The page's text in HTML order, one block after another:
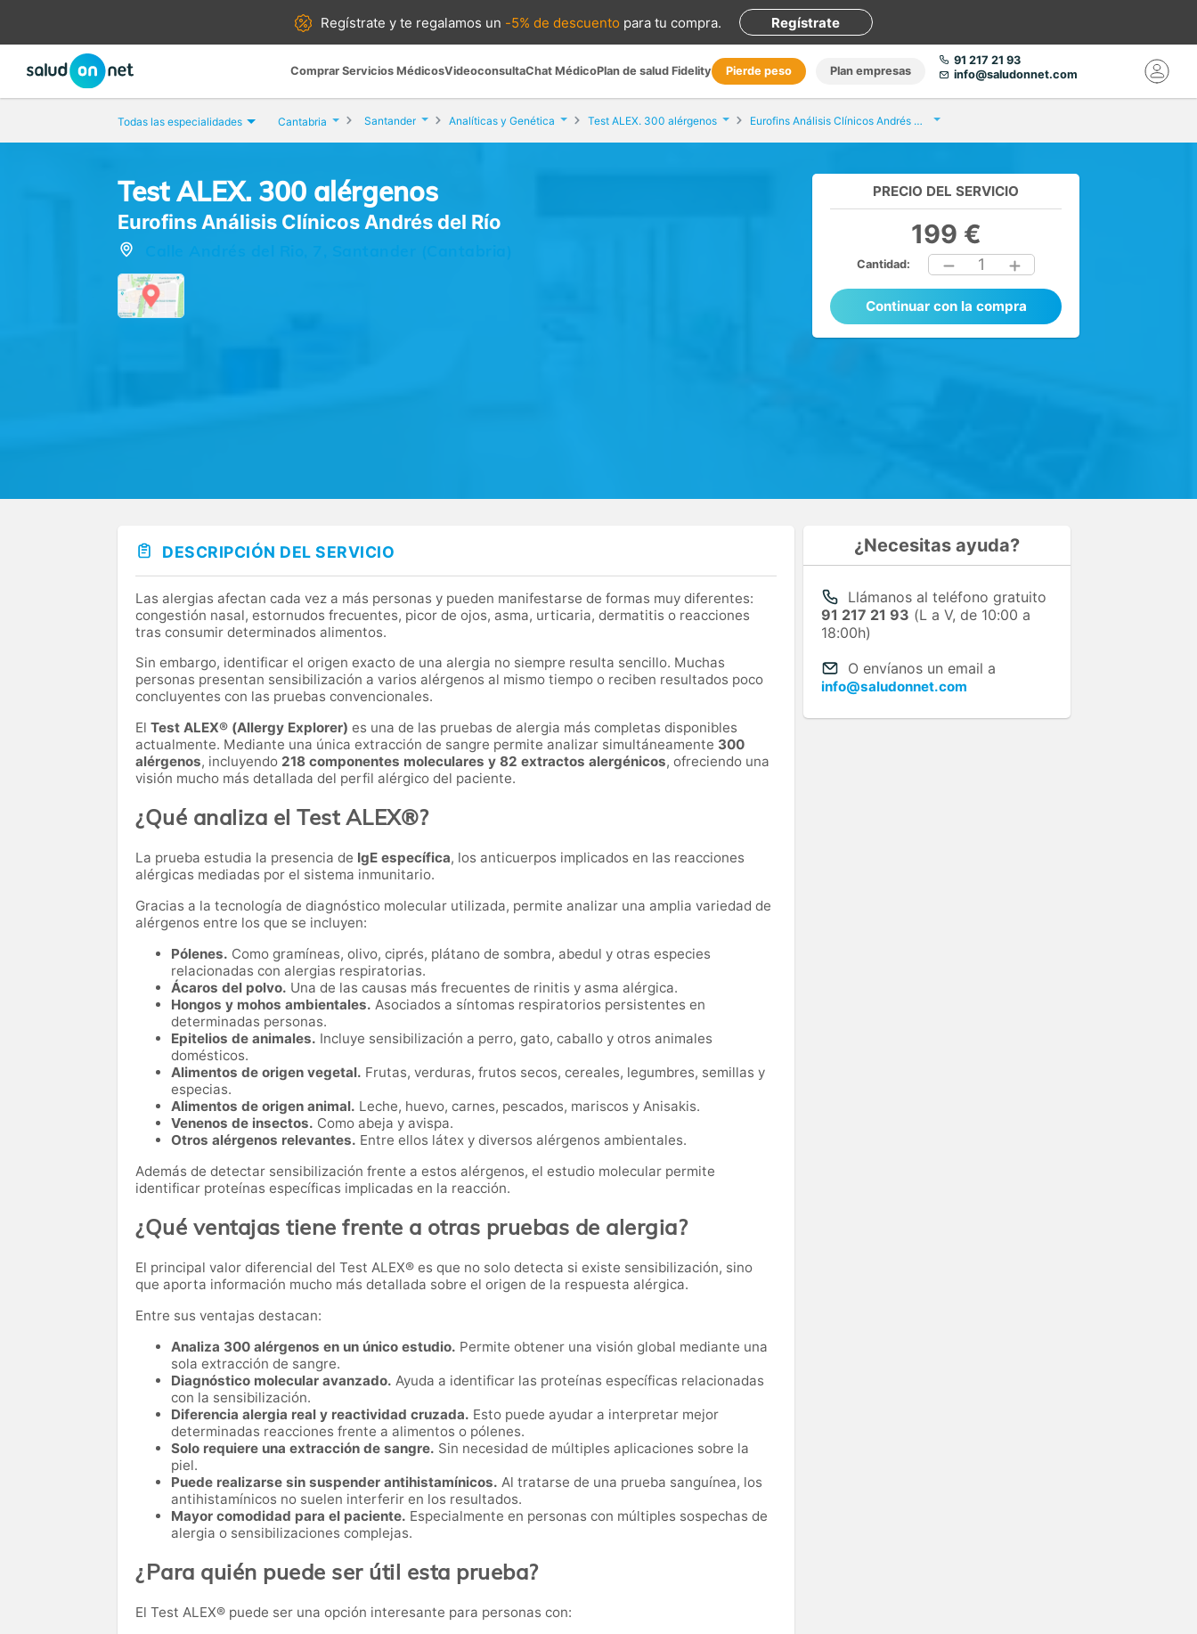
Regístrate yte regalamos un -5% de descuento para tu compra. Regístrate
Comprar Servicios MédicosVideoconsultaChat MédicoPlan de salud Fidelity Pierde peso Plan empresas
91 217 21 93
info@saludonnet.com
Todas las especialidades Cantabria Santander Analíticas y Genética Test ALEX. 300 alérgenos Eurofins Análisis Clínicos Andrés del Río
Test ALEX. 300 alérgenos
Eurofins Análisis Clínicos Andrés del Río
PRECIO DEL SERVICIO
199 €
Cantidad: 1
Continuar con la compra
DESCRIPCIÓN DEL SERVICIO
Las alergias afectan cada vez a más personas y pueden manifestarse de formas muy diferentes:
congestión nasal, estornudos frecuentes, picor de ojos, asma, urticaria, dermatitis o reacciones
tras consumir determinados alimentos.
Sin embargo, identificar el origen exacto de una alergia no siempre resulta sencillo. Muchas
personas presentan sensibilización a varios alérgenos al mismo tiempo o reciben resultados poco
concluyentes con las pruebas convencionales.
El Test ALEX® (Allergy Explorer) es una de las pruebas de alergia más completas disponibles
actualmente. Mediante una única extracción de sangre permite analizar simultáneamente 300
alérgenos, incluyendo 218 componentes moleculares y 82 extractos alergénicos, ofreciendo una
visión mucho más detallada del perfil alérgico del paciente.
¿Qué analiza el Test ALEX®?
La prueba estudia la presencia de IgE específica, los anticuerpos implicados en las reacciones
alérgicas mediadas por el sistema inmunitario.
Gracias a la tecnología de diagnóstico molecular utilizada, permite analizar una amplia variedad de
alérgenos entre los que se incluyen:
Pólenes. Como gramíneas, olivo, ciprés, plátano de sombra, abedul y otras especies
relacionadas con alergias respiratorias.
Ácaros del polvo. Una de las causas más frecuentes de rinitis y asma alérgica.
Hongos y mohos ambientales. Asociados a síntomas respiratorios persistentes en
determinadas personas.
Epitelios de animales. Incluye sensibilización a perro, gato, caballo y otros animales
domésticos.
Alimentos de origen vegetal. Frutas, verduras, frutos secos, cereales, legumbres, semillas y
especias.
Alimentos de origen animal. Leche, huevo, carnes, pescados, mariscos y Anisakis.
Venenos de insectos. Como abeja y avispa.
Otros alérgenos relevantes. Entre ellos látex y diversos alérgenos ambientales.
Además de detectar sensibilización frente a estos alérgenos, el estudio molecular permite
identificar proteínas específicas implicadas en la reacción.
¿Qué ventajas tiene frente a otras pruebas de alergia?
El principal valor diferencial del Test ALEX® es que no solo detecta si existe sensibilización, sino
que aporta información mucho más detallada sobre el origen de la respuesta alérgica.
Entre sus ventajas destacan:
Analiza 300 alérgenos en un único estudio. Permite obtener una visión global mediante una
sola extracción de sangre.
Diagnóstico molecular avanzado. Ayuda a identificar las proteínas específicas relacionadas
con la sensibilización.
Diferencia alergia real y reactividad cruzada. Esto puede ayudar a interpretar mejor
determinadas reacciones frente a alimentos o pólenes.
Solo requiere una extracción de sangre. Sin necesidad de múltiples aplicaciones sobre la
piel.
Puede realizarse sin suspender antihistamínicos. Al tratarse de una prueba sanguínea, los
antihistamínicos no suelen interferir en los resultados.
Mayor comodidad para el paciente. Especialmente en personas con múltiples sospechas de
alergia o sensibilizaciones complejas.
¿Para quién puede ser útil esta prueba?
El Test ALEX® puede ser una opción interesante para personas con:
¿Necesitas ayuda?
Llámanos al teléfono gratuito
91 217 21 93 (L a V, de 10:00 a
18:00h)
O envíanos un email a
info@saludonnet.com